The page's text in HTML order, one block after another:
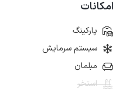
امکانات
پارکینگ
سیستم سرمایش
مبلمان
استخر